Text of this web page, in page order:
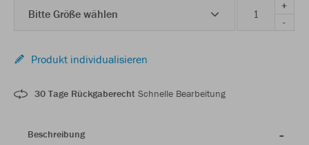
Bitte Größe wählen
+
-
Produkt individualisieren
30 Tage Rückgaberecht Schnelle Bearbeitung
Beschreibung